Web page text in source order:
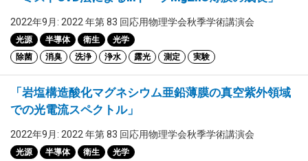
2022年9月: 2022 年第 83 回応用物理学会秋季学術講演会
光源 半導体 衛生
光学
除菌
消臭 洗浄 浄水 露光 測定 実験
「岩塩構造酸化マグネシウム亜鉛薄膜の真空紫外領域
での光電流スペクトル」
2022年9月: 2022 年第 83 回応用物理学会秋季学術講演会
光源 半導体 衛生
光学